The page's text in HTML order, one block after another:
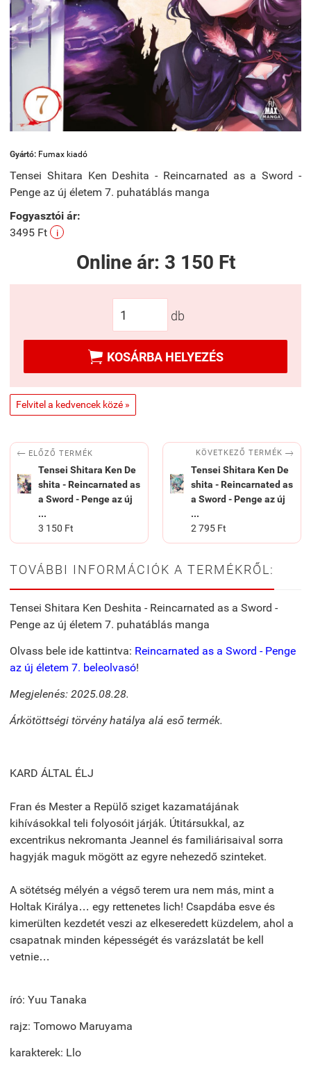
Gyártó: Fumax kiadó
Tensei Shitara Ken Deshita - Reincarnated as a Sword -
Penge az új életem 7. puhatáblás manga
Fogyasztói ár:
3495 Ft
i
Online ár: 3 150 Ft
db
 KOSÁRBA HELYEZÉS
Felvitel a kedvencek közé »
 ELŐZŐ TERMÉK
Tensei Shitara Ken De
shita - Reincarnated as
a Sword - Penge az új
...
3 150 Ft
KÖVETKEZŐ TERMÉK 
Tensei Shitara Ken De
shita - Reincarnated as
a Sword - Penge az új
...
2 795 Ft
TOVÁBBI INFORMÁCIÓK A TERMÉKRŐL:
Tensei Shitara Ken Deshita - Reincarnated as a Sword -
Penge az új életem 7. puhatáblás manga
Olvass bele ide kattintva: Reincarnated as a Sword - Penge
az új életem 7. beleolvasó!
Megjelenés: 2025.08.28.
Árkötöttségi törvény hatálya alá eső termék.
KARD ÁLTAL ÉLJ
Fran és Mester a Repülő sziget kazamatájának
kihívásokkal teli folyosóit járják. Útitársukkal, az
excentrikus nekromanta Jeannel és familiárisaival sorra
hagyják maguk mögött az egyre nehezedő szinteket.
A sötétség mélyén a végső terem ura nem más, mint a
Holtak Királya… egy rettenetes lich! Csapdába esve és
kimerülten kezdetét veszi az elkeseredett küzdelem, ahol a
csapatnak minden képességét és varázslatát be kell
vetnie…
író: Yuu Tanaka
rajz: Tomowo Maruyama
karakterek: Llo